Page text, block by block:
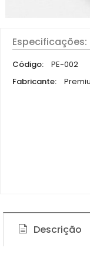
Especificações:
Código:
PE-002
Fabricante:
Descrição